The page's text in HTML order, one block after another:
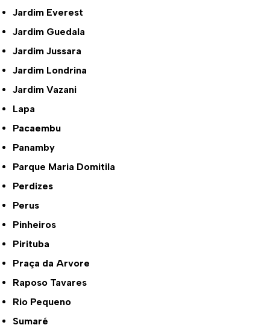
Jardim Everest
Jardim Guedala
Jardim Jussara
Jardim Londrina
Jardim Vazani
Lapa
Pacaembu
Panamby
Parque Maria Domitila
Perdizes
Perus
Pinheiros
Pirituba
Praça da Arvore
Raposo Tavares
Rio Pequeno
Sumaré